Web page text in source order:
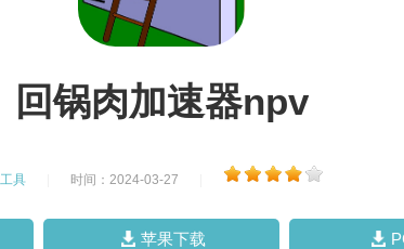
回锅肉加速器npv
工具 时间：2024-03-27
苹果下载